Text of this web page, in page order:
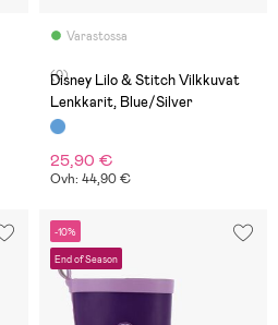
Varastossa
(0)
Disney Lilo & Stitch Vilkkuvat
Lenkkarit, Blue/Silver
25,90 €
Ovh: 44,90 €
-10%
End of Season